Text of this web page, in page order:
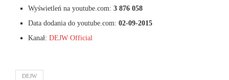
Wyświetleń na youtube.com: 3 876 058
Data dodania do youtube.com: 02-09-2015
Kanał: DEJW Official
DEJW